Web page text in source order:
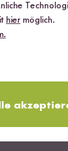
mit den
hier möglich.